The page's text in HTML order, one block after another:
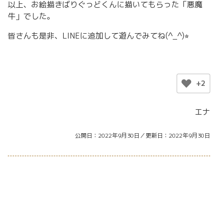
以上、お絵描きばりぐっどくんに描いてもらった「悪魔
牛」でした。
皆さんも是非、LINEに追加して遊んでみてね(^_^)⭐︎
+2
エナ
公開日 2022年9月30日 更新日 2022年9月30日